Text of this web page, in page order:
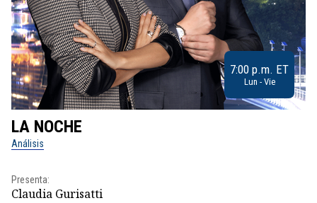
7:00 p.m. ET
Lun - Vie
LA NOCHE
Análisis
Presenta:
Claudia Gurisatti